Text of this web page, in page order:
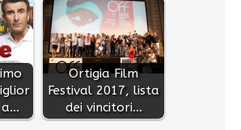
a…
Ortigia Film
Festival 2017, lista
dei vincitori…